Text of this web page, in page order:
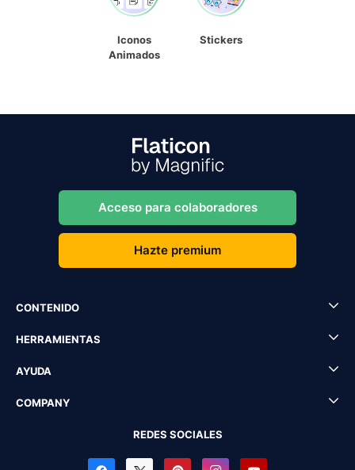
Iconos
Animados
Stickers
Acceso para colaboradores
Hazte premium
CONTENIDO
HERRAMIENTAS
AYUDA
COMPANY
REDES SOCIALES